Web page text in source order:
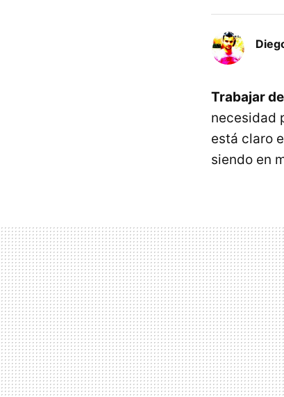
Trabajar
necesidad
está claro
siendo en